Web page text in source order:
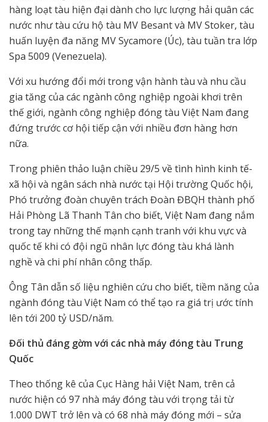
hàng loạt tàu hiện đại dành cho lực lượng hải quân các
nước như tàu cứu hộ tàu MV Besant và MV Stoker, tàu
huấn luyện đa năng MV Sycamore (Úc), tàu tuần tra lớp
Spa 5009 (Venezuela).
Với xu hướng đổi mới trong vận hành tàu và nhu cầu
gia tăng của các ngành công nghiệp ngoài khơi trên
thế giới, ngành công nghiệp đóng tàu Việt Nam đang
đứng trước cơ hội tiếp cận với nhiều đơn hàng hơn
nữa.
Trong phiên thảo luận chiều 29/5 về tình hình kinh tế-
xã hội và ngân sách nhà nước tại Hội trường Quốc hội,
Phó trưởng đoàn chuyên trách Đoàn ĐBQH thành phố
Hải Phòng Lã Thanh Tân cho biết, Việt Nam đang nắm
trong tay những thế mạnh cạnh tranh với khu vực và
quốc tế khi có đội ngũ nhân lực đóng tàu khá lành
nghề và chi phí nhân công thấp.
Ông Tân dẫn số liệu nghiên cứu cho biết, tiềm năng của
ngành đóng tàu Việt Nam có thể tạo ra giá trị ước tính
lên tới 200 tỷ USD/năm.
Đối thủ đáng gờm với các nhà máy đóng tàu Trung
Quốc
Theo thống kê của Cục Hàng hải Việt Nam, trên cả
nước hiện có 97 nhà máy đóng tàu với trọng tải từ
1.000 DWT trở lên và có 68 nhà máy đóng mới – sửa